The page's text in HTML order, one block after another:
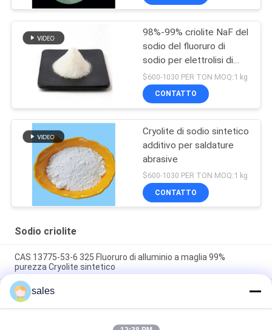
98%-99% criolite NaF del
sodio del fluoruro di
sodio per elettrolisi di
alluminio
$600-1030 PER TON MOQ:1 kg
CONTATTO
Cryolite di sodio sintetico
additivo per saldature
abrasive
$600-1030 PER TON MOQ:1 kg
CONTATTO
Sodio criolite
CAS 13775-53-6 325 Fluoruro di alluminio a maglia 99%
purezza Cryolite sintetico
Oltre il grado 1000 di industriale di Mesh Sodium Cryolite CAS
13775-53-6
Peso molecolare 209,94 Cryolite di sodio Composto chimico
sales